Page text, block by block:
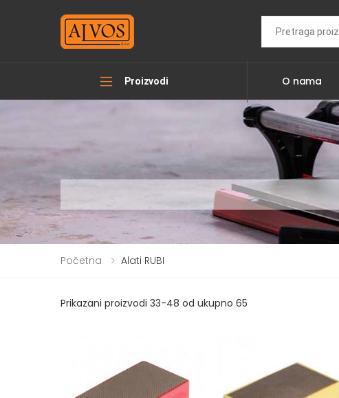
Proizvodi O nama
Početna Alati RUBI
Prikazani proizvodi 33-48 od ukupno 65